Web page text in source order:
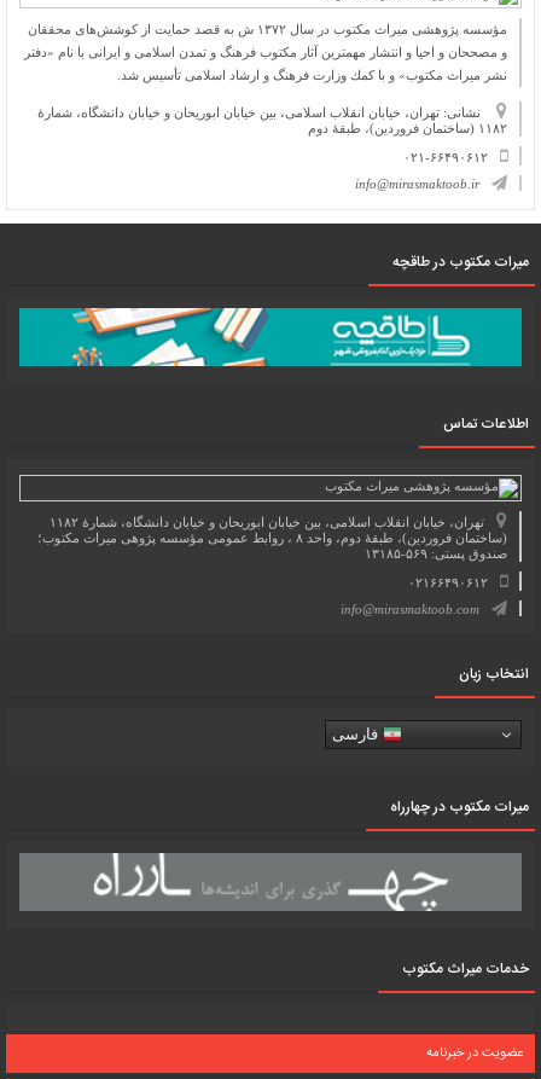
مؤسسه پژوهشی میراث مكتوب در سال ۱۳۷۲ ش به قصد حمایت از كوشش‌های محققان
و مصححان و احیا و انتشار مهمترین آثار مكتوب فرهنگ و تمدن اسلامی و ایرانی با نام «دفتر
نشر میراث مكتوب» و با كمك وزارت فرهنگ و ارشاد اسلامی تأسیس شد.
نشانی: تهران، خیابان انقلاب اسلامی، بین خیابان ابوریحان و خیابان دانشگاه، شمارۀ
۱۱۸۲ (ساختمان فروردین)، طبقۀ دوم
۰۲۱-۶۶۴۹۰۶۱۲
info@mirasmaktoob.ir
میرات مکتوب در طاقچه
اطلاعات تماس
تهران، خیابان انقلاب اسلامی، بین خیابان ابوریحان و خیابان دانشگاه، شمارۀ ۱۱۸۲
(ساختمان فروردین)، طبقۀ دوم، واحد ۸ ، روابط عمومی مؤسسه پژوهی میراث مکتوب؛
صندوق پستی: ۵۶۹-۱۳۱۸۵
۰۲۱۶۶۴۹۰۶۱۲
info@mirasmaktoob.com
انتخاب زبان
فارسی
میرات مکتوب در چهارراه
خدمات میراث مکتوب
عضویت در خبرنامه